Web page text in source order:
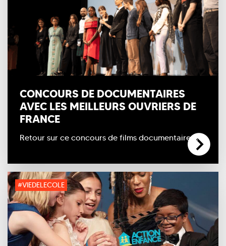
CONCOURS DE DOCUMENTAIRES
AVEC LES MEILLEURS OUVRIERS DE
FRANCE
Retour sur ce concours de films documentaires !
#VIEDELECOLE